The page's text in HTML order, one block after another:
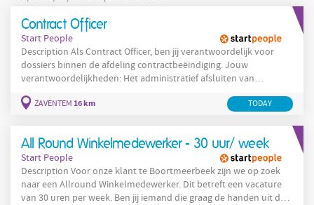
Contract Officer
Start People
Description Als Contract Officer, ben jij verantwoordelijk voor
dossiers binnen de afdeling contractbeëindiging. Jouw
verantwoordelijkheden: Het administratief afsluiten van
betrekking tot contractbeëindigingen; Het behandelen van cases
ZAVENTEM 16 km TODAY
All Round Winkelmedewerker - 30 uur/ week
Start People
Description Voor onze klant te Boortmeerbeek zijn we op zoek
naar een Allround Winkelmedewerker. Dit betreft een vacature
van 30 uren per week. Ben jij iemand die graag de handen uit de